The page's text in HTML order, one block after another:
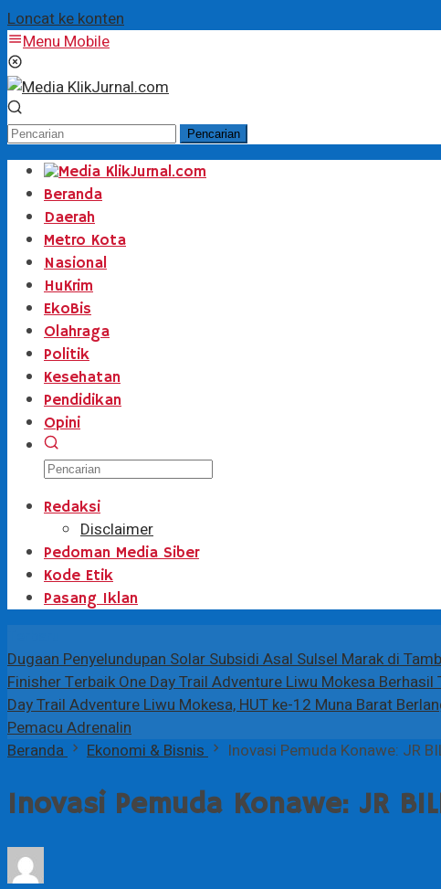
Loncat ke konten
Menu Mobile
Pencarian
Beranda
Daerah
Metro Kota
Nasional
HuKrim
EkoBis
Olahraga
Politik
Kesehatan
Pendidikan
Opini
Redaksi
Disclaimer
Pedoman Media Siber
Kode Etik
Pasang Iklan
Dugaan Penyelundupan Solar Subsidi Asal Sulsel Marak di
Finisher Terbaik One Day Trail Adventure Liwu Mokesa
Day Trail Adventure Liwu Mokesa, HUT ke-12 Muna Barat
Pemacu Adrenalin
Beranda
Ekonomi & Bisnis Inovasi Pemuda Konawe: JR
Inovasi Pemuda Konawe: JR